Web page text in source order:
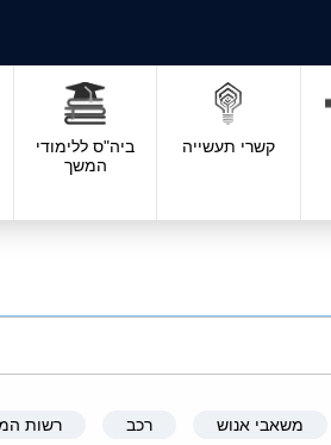
קשרי תעשייה
ביה"ס ללימודי
המשך
משאבי אנוש רכב רשות